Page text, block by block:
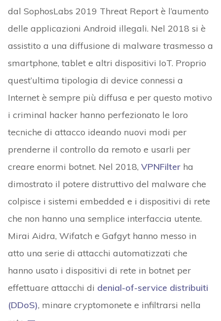
dal SophosLabs 2019 Threat Report è l’aumento
delle applicazioni Android illegali. Nel 2018 si è
assistito a una diffusione di malware trasmesso a
smartphone, tablet e altri dispositivi IoT. Proprio
quest’ultima tipologia di device connessi a
Internet è sempre più diffusa e per questo motivo
i criminal hacker hanno perfezionato le loro
tecniche di attacco ideando nuovi modi per
prenderne il controllo da remoto e usarli per
creare enormi botnet. Nel 2018, VPNFilterha
dimostrato il potere distruttivo del malware che
colpisce i sistemi embedded e i dispositivi di rete
che non hanno una semplice interfaccia utente.
Mirai Aidra, Wifatch e Gafgyt hanno messo in
atto una serie di attacchi automatizzati che
hanno usato i dispositivi di rete in botnet per
effettuare attacchi di denial-of-service distribuiti
(DDoS), minare cryptomonete e infiltrarsi nella